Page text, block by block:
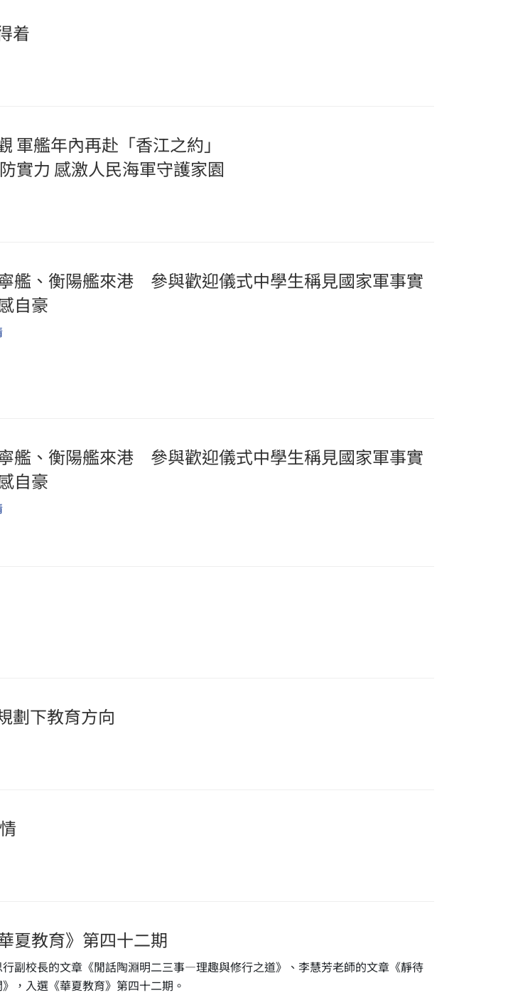
着
軍艦年內再赴「香江之約」
實力 感激人民海軍守護家園
艦、衡陽艦來港 參與歡迎儀式中學生稱見國家軍事實
自豪
艦、衡陽艦來港 參與歡迎儀式中學生稱見國家軍事實
自豪
劃下教育方向
華夏教育》第四十二期
副校長的文章《閒話陶淵明二三事—理趣與修行之道》、李慧芳老師的文章《靜待
，入選《華夏教育》第四十二期。